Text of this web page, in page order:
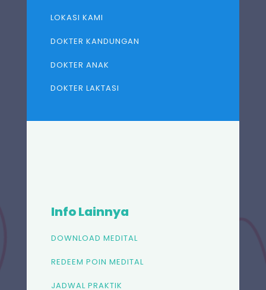
LOKASI KAMI
DOKTER KANDUNGAN
DOKTER ANAK
DOKTER LAKTASI
Info Lainnya
DOWNLOAD MEDITAL
REDEEM POIN MEDITAL
JADWAL PRAKTIK